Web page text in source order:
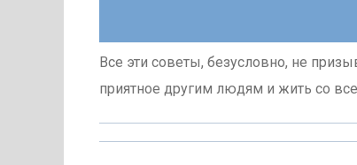
Все эти советы, безусловно, не
приятное другим людям и жить со